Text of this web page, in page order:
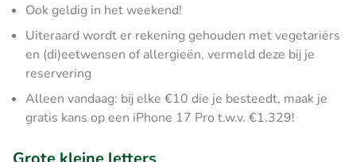
Ook geldig in het weekend!
Uiteraard wordt er rekening gehouden met vegetariërs
en (di)eetwensen of allergieën, vermeld deze bij je
reservering
Alleen vandaag: bij elke €10 die je besteedt, maak je
gratis kans op een iPhone 17 Pro t.w.v. €1.329!